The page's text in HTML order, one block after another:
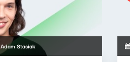
Adam Stasiak